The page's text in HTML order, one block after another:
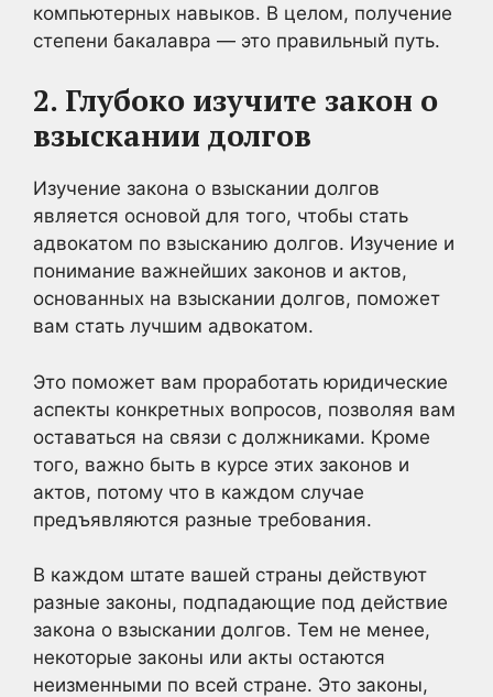
компьютерных навыков. В целом, получение
степени бакалавра — это правильный путь.
2. Глубоко изучите закон о
взыскании долгов
Изучение закона о взыскании долгов
является основой для того, чтобы стать
адвокатом по взысканию долгов. Изучение и
понимание важнейших законов и актов,
основанных на взыскании долгов, поможет
вам стать лучшим адвокатом.
Это поможет вам проработать юридические
аспекты конкретных вопросов, позволяя вам
оставаться на связи с должниками. Кроме
того, важно быть в курсе этих законов и
актов, потому что в каждом случае
предъявляются разные требования.
В каждом штате вашей страны действуют
разные законы, подпадающие под действие
закона о взыскании долгов. Тем не менее,
некоторые законы или акты остаются
неизменными по всей стране. Это законы,